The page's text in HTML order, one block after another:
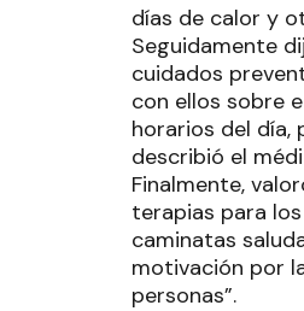
días de calor y
Seguidamente
cuidados
con ellos sobre
horarios del día,
describió el
Finalmente,
terapias para
caminatas
motivación por
personas”.